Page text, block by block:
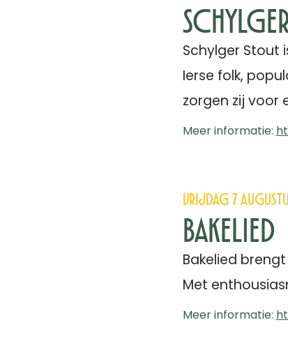
Schylger Stout
Ierse folk,
zorgen zij voor
Meer informatie:
Vrijdag 7
Bakelied
Bakelied
Met
Meer informatie: